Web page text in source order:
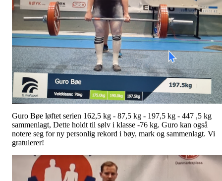
Guro Bøe løftet serien 162,5 kg - 87,5 kg - 197,5 kg - 447 ,5 kg
sammenlagt, Dette holdt til sølv i klasse -76 kg. Guro kan også
notere seg for ny personlig rekord i bøy, mark og sammenlagt. Vi
gratulerer!